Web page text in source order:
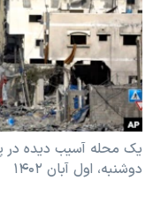
فرهنگ و زندگی
حقوق شهروندی
اقتصادی
علم و فناوری
اسرائیل در جنگ
گالری عکس
مستندها
انتخابات ریاست جمهوری
حمله جمهوری اسلامی
رمز مهسا
ورزش زنان در ایران
اعتراضات زن، زندگی،
دنبال کنید
زبانهای مختلف
یک محله آسیب دیده در
دوشنبه، اول آبان ۱۴۰۲